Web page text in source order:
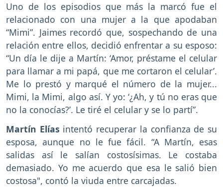
Uno de los episodios que más la marcó fue el
relacionado con una mujer a la que apodaban
“Mimi”. Jaimes recordó que, sospechando de una
relación entre ellos, decidió enfrentar a su esposo:
“Un día le dije a Martín: ‘Amor, préstame el celular
para llamar a mi papá, que me cortaron el celular’.
Me lo prestó y marqué el número de la mujer...
Mimi, la Mimi, algo así. Y yo: ‘¿Ah, y tú no eras que
no la conocías?’. Le tiré el celular y se lo partí”.
Martín Elías intentó recuperar la confianza de su
esposa, aunque no le fue fácil. “A Martín, esas
salidas así le salían costosísimas. Le costaba
demasiado. Yo me acuerdo que esa le salió bien
costosa", contó la viuda entre carcajadas.